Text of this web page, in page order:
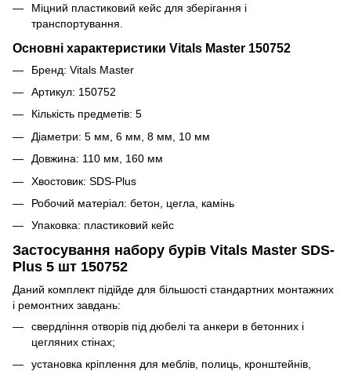
Міцний пластиковий кейс для зберігання і
транспортування.
Основні характеристики Vitals Master 150752
Бренд: Vitals Master
Артикул: 150752
Кількість предметів: 5
Діаметри: 5 мм, 6 мм, 8 мм, 10 мм
Довжина: 110 мм, 160 мм
Хвостовик: SDS-Plus
Робочий матеріал: бетон, цегла, камінь
Упаковка: пластиковий кейс
Застосування набору бурів Vitals Master SDS-
Plus 5 шт 150752
Даний комплект підійде для більшості стандартних монтажних
і ремонтних завдань:
свердління отворів під дюбелі та анкери в бетонних і
цегляних стінах;
установка кріплення для меблів, полиць, кронштейнів,